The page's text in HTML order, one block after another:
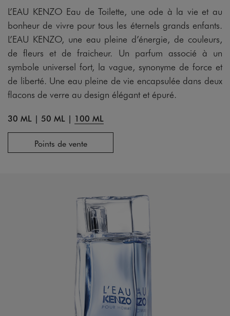
L’EAU KENZO Eau de Toilette, une ode à la vie et au
bonheur de vivre pour tous les éternels grands enfants.
L’EAU KENZO, une eau pleine d’énergie, de couleurs,
de fleurs et de fraicheur. Un parfum associé à un
symbole universel fort, la vague, synonyme de force et
de liberté. Une eau pleine de vie encapsulée dans deux
flacons de verre au design élégant et épuré.
30 ML | 50 ML | 100 ML
Points de vente